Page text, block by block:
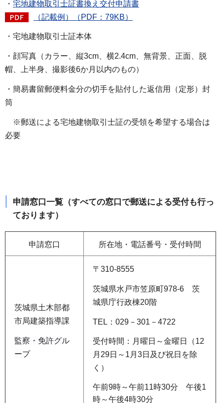
・ 宅地建物取引士証書換え交付申請書
（記載例）（PDF：79KB）
・宅地建物取引士証本体
・顔写真（カラー、縦3cm、横2.4cm、無背景、正面、脱
帽、上半身、撮影後6か月以内のもの）
・簡易書留郵便料金分の切手を貼付した返信用（定形）封
筒
※郵送による宅地建物取引士証の受領を希望する場合は
必要
申請窓口一覧（すべての窓口で郵送による受付も行っ
ております）
申請窓口 所在地・電話番号・受付時間
茨城県土木部都
市局建築指導課
監察・免許グル
ープ
〒310-8555
茨城県水戸市笠原町978-6 茨
城県庁行政棟20階
TEL：029－301－4722
受付時間：月曜日～金曜日（12
月29日～1月3日及び祝日を除
く）
午前9時～午前11時30分 午後1
時～午後4時30分